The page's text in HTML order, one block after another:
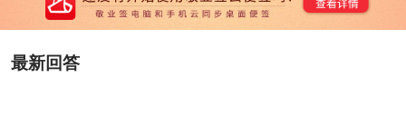
最新回答